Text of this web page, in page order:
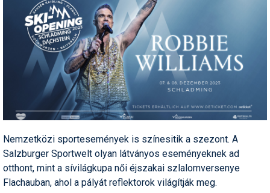
Nemzetközi sportesemények is színesitik a szezont. A
Salzburger Sportwelt olyan látványos eseményeknek ad
otthont, mint a sívilágkupa női éjszakai szlalomversenye
Flachauban, ahol a pályát reflektorok világítják meg.